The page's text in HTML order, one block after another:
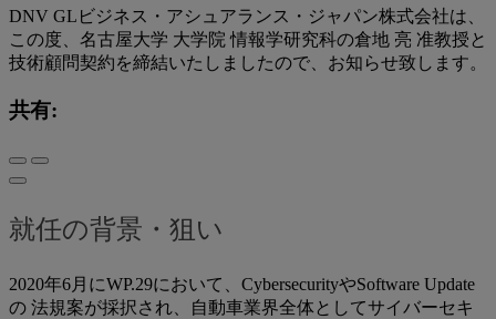
DNV GLビジネス・アシュアランス・ジャパン株式会社は、
この度、名古屋大学 大学院 情報学研究科の倉地 亮 准教授と
技術顧問契約を締結いたしましたので、お知らせ致します。
共有:
就任の背景・狙い
2020年6月にWP.29において、CybersecurityやSoftware Update
の 法規案が採択され、自動車業界全体としてサイバーセキ